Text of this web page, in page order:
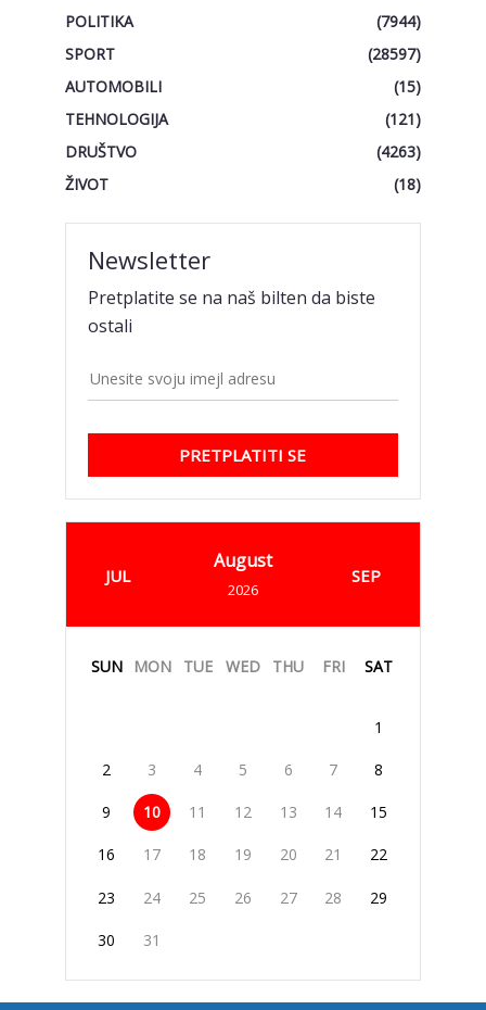
POLITIKA
(7944)
SPORT
(28597)
AUTOMOBILI
(15)
TEHNOLOGIJA
(121)
DRUŠTVO
(4263)
ŽIVOT
(18)
Newsletter
Pretplatite se na naš bilten da biste
ostali
PRETPLATITI SE
JUL
August
2026
SEP
SUN MON TUE WED THU FRI SAT
1
2 3 4 5 6 7 8
9 10 11 12 13 14 15
16 17 18 19 20 21 22
23 24 25 26 27 28 29
30 31